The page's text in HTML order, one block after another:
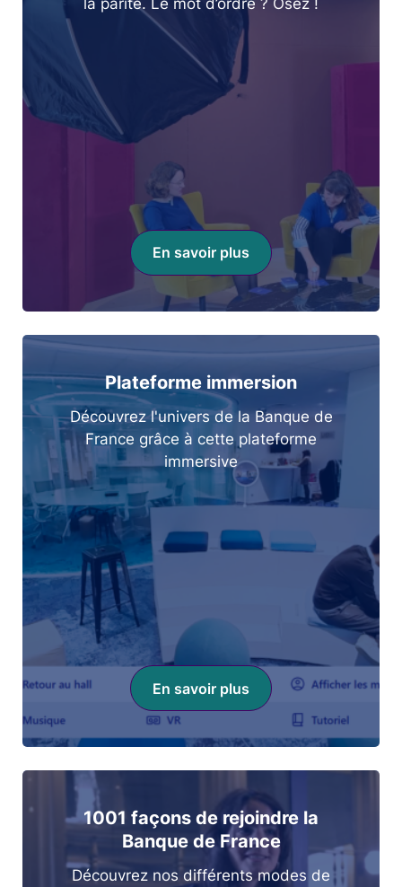
En savoir plus
Plateforme immersion
Découvrez l'univers de la Banque de
France grâce à cette plateforme
immersive
En savoir plus
1001 façons de rejoindre la
Banque de France
Découvrez nos différents modes de